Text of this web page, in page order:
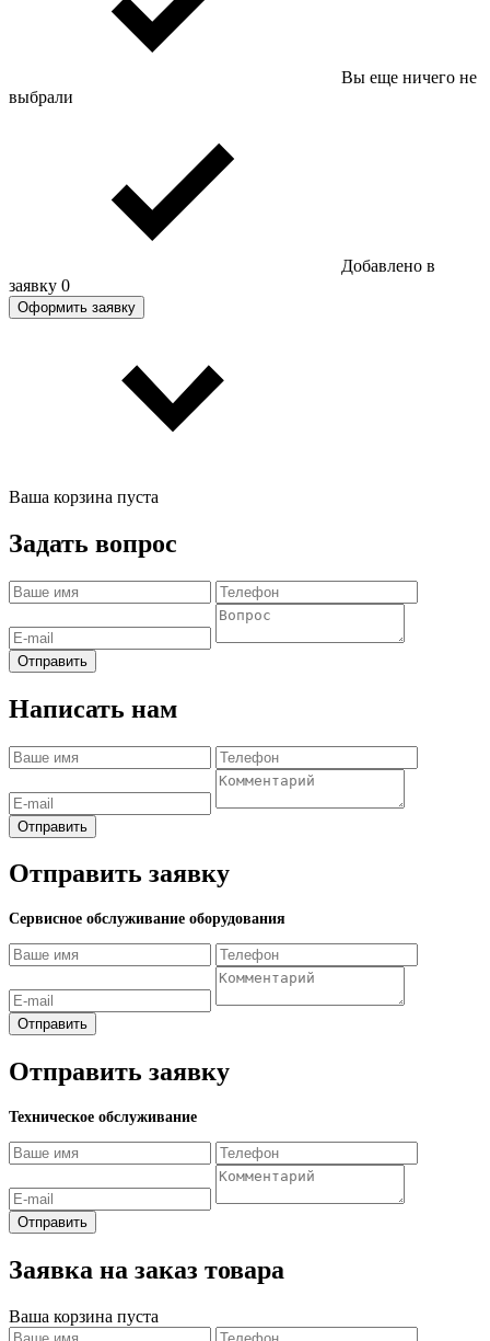
Вы еще ничего не
выбрали
Добавлено в
заявку 0
Оформить заявку
Ваша корзина пуста
Задать вопрос
Отправить
Написать нам
Отправить
Отправить заявку
Сервисное обслуживание оборудования
Отправить
Отправить заявку
Техническое обслуживание
Отправить
Заявка на заказ товара
Ваша корзина пуста